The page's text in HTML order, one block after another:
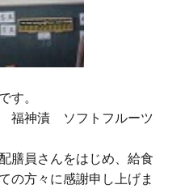
す。
福神漬 ソフトフルーツ
膳員さんをはじめ、給食
の方々に感謝申し上げま